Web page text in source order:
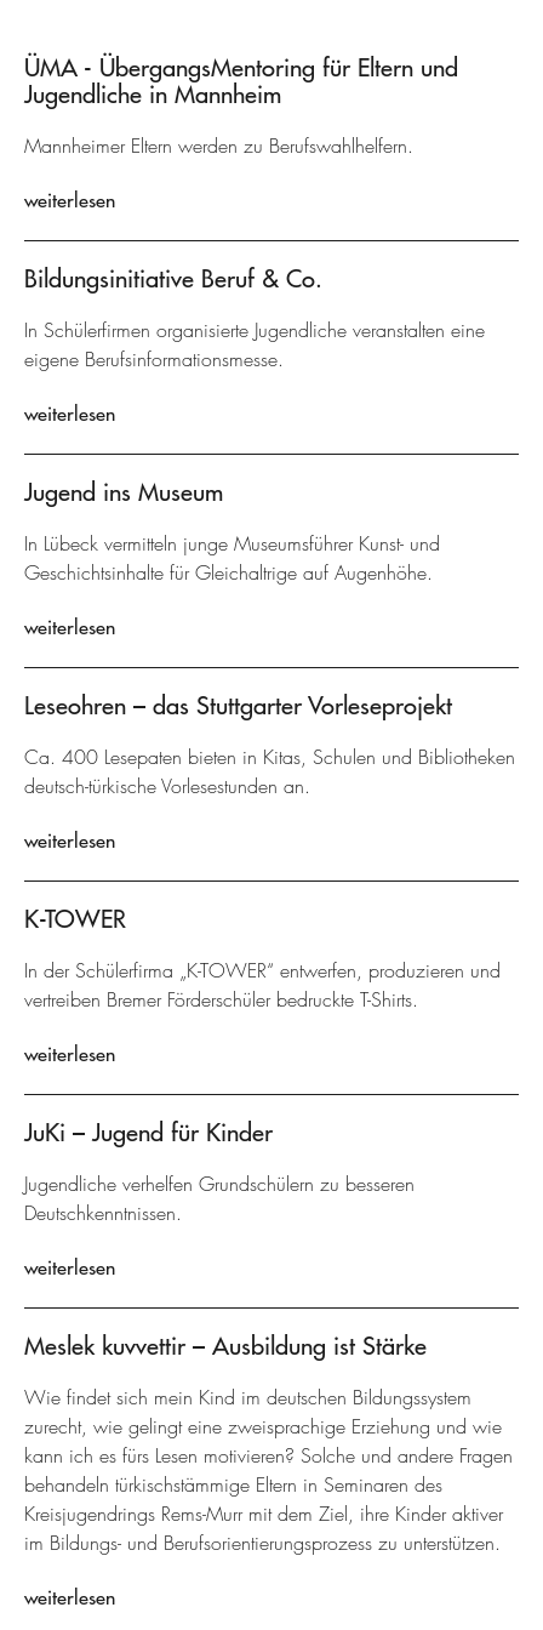
ÜMA - ÜbergangsMentoring für Eltern und
Jugendliche in Mannheim
Mannheimer Eltern werden zu Berufswahlhelfern.
weiterlesen
Bildungsinitiative Beruf & Co.
In Schülerfirmen organisierte Jugendliche veranstalten eine
eigene Berufsinformationsmesse.
weiterlesen
Jugend ins Museum
In Lübeck vermitteln junge Museumsführer Kunst- und
Geschichtsinhalte für Gleichaltrige auf Augenhöhe.
weiterlesen
Leseohren – das Stuttgarter Vorleseprojekt
Ca. 400 Lesepaten bieten in Kitas, Schulen und Bibliotheken
deutsch-türkische Vorlesestunden an.
weiterlesen
K-TOWER
In der Schülerfirma „K-TOWER“ entwerfen, produzieren und
vertreiben Bremer Förderschüler bedruckte T-Shirts.
weiterlesen
JuKi – Jugend für Kinder
Jugendliche verhelfen Grundschülern zu besseren
Deutschkenntnissen.
weiterlesen
Meslek kuvvettir – Ausbildung ist Stärke
Wie findet sich mein Kind im deutschen Bildungssystem
zurecht, wie gelingt eine zweisprachige Erziehung und wie
kann ich es fürs Lesen motivieren? Solche und andere Fragen
behandeln türkischstämmige Eltern in Seminaren des
Kreisjugendrings Rems-Murr mit dem Ziel, ihre Kinder aktiver
im Bildungs- und Berufsorientierungsprozess zu unterstützen.
weiterlesen